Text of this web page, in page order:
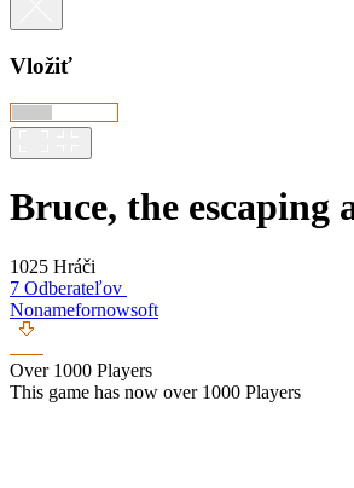
Vložiť
Bruce, the escaping
1025 Hráči
7 Odberateľov
Nonamefornowsoft
Over 1000 Players
This game has now over 1000 Players